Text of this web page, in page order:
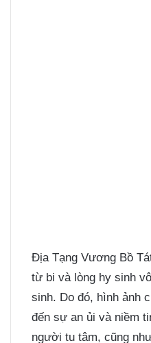
Địa Tạng Vương Bồ
từ bi và lòng hy sinh
sinh. Do đó, hình ảnh
đến sự an ủi và niềm
người tu tâm, cũng